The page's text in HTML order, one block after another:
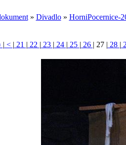
» Divadlo» HorniPocernice-
| < | 21 | 22 | 23 | 24 | 25 | 26 | 27 | 28 |